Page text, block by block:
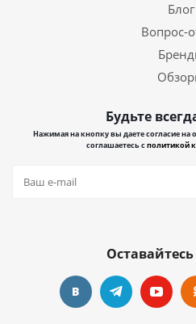
Блог
Вопрос-
Будьте
Нажимая на кнопку вы даете согласие
соглашаетесь сполитикой